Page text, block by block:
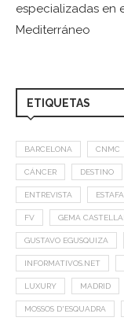
especializadas en
Mediterráneo
ETIQUETAS
BARCELONA CNMC
CÁNCER DESTINO
ENTREVISTA ESTAFA
FV GEMA
GUSTAVO EGUSQUIZA
INFORMATIVOS.NET
LUXURY MADRID
MOSSOS D'ESQUADRA